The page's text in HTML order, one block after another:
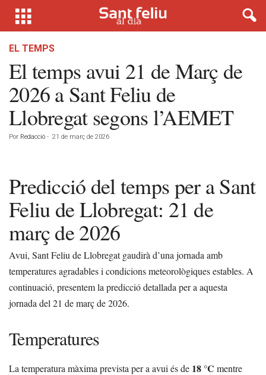
EL TEMPS
El temps avui 21 de Març de
2026 a Sant Feliu de
Llobregat segons l’AEMET
Por Redacció - 21 de març de 2026
Predicció del temps per a Sant
Feliu de Llobregat: 21 de
març de 2026
Avui, Sant Feliu de Llobregat gaudirà d’una jornada amb
temperatures agradables i condicions meteorològiques estables. A
continuació, presentem la predicció detallada per a aquesta
jornada del 21 de març de 2026.
Temperatures
La temperatura màxima prevista per a avui és de 18 °C mentre